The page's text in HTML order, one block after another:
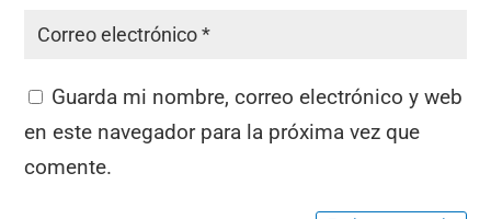
Guarda mi nombre, correo electrónico y web
en este navegador para la próxima vez que
comente.